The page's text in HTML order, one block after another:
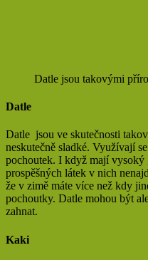
Datle jsou takovými
Datle
Datle jsou ve skutečnosti
neskutečně sladké. Využívají
pochoutek. I když mají
prospěšných látek v nich
že v zimě máte více než kdy
pochoutky. Datle mohou být
zahnat.
Kaki